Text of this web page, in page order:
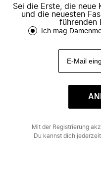
Sei die Erste, die neue
und die neuesten
führenden
Ich mag
Mit der Registrierung
Du kannst dich jederzeit